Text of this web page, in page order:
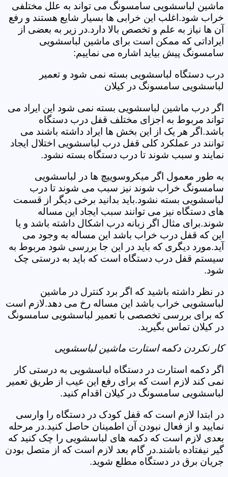
ماشین لباسشویی سامسونگ می تواند به علل مختلفی
خراب شود.اغلب این خرابی ها بسیار شایع هستند و رفع
آن ها نیاز به علم و تخصص بالا دارد.در زیر به بعضی از
ایراداتی که ممکن است برای ماشین لباسشویی
سامسونگ پیش بیاید اشاره می نماییم:
درب دستگاه لباسشویی بسته نمی شود و تعمیر
لباسشویی سامسونگ در کیلان
اگر درب ماشین لباسشویی بسته نمی شود این ایراد می
تواند مربوط به اجزای مختلف قفل درب دستگاه
باشد.اگر هر یک از این بخش ها ایراد داشته باشند می
توانند در عملکرد کلی قفل درب لباسشویی اختلال ایجاد
نمایند و سبب شوند تا درب دستگاه بسته نشود.
به طور معمول اگر میکروسوییچ ها در لباسشویی
سامسونگ خراب شوند نیز سبب می شوند تا درب
لباسشویی بسته نشود.باید بدانید برخی دیگر از قسمت
های دستگاه نیز می توانند سبب ایجاد این مساله
شوند.برای مثال اگر زبانه درب اشکال داشته باشد و یا
این که قفل درب خراب باشد این مساله به وجود می
آید.مورد دیگری که باید در این جا بررسی شود مربوط به
سیستم قفل درب دستگاه است که باید به درستی چک
شود.
در نظر داشته باشید که اگر برد کنترل در ماشین
لباسشویی خراب باشد این مساله رخ می دهد.لازم است
که برای بررسی تخصصی با تعمیر لباسشویی سامسونگ
در کیلان تماس بگیرید.
کار نکردن دکمه استارت ماشین لباسشویی
اگر دکمه استارت در دستگاه لباسشویی به درستی کار
نمی کند لازم است که برای رفع این عیب از طریق تعمیر
لباسشویی سامسونگ در کیلان اقدام کنید.
در ابتدا لازم است که قفل کودک در دستگاه را وارسی
نمایید و از فعال نبودن آن اطمینان حاصل کنید.در مرحله
بعدی لازم است که دکمه های لباسشویی را چک کنید که
گیر نیفتاده باشند.در گام بعد لازم است که از متصل بودن
جریان برق در دستگاه مطلع شوید.